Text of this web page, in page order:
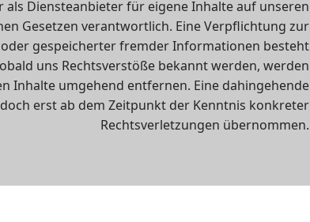
als Diensteanbieter für eigene Inhalte auf unseren
Gesetzen verantwortlich. Eine Verpflichtung zur
gespeicherter fremder Informationen besteht
uns Rechtsverstöße bekannt werden, werden
Inhalte umgehend entfernen. Eine dahingehende
erst ab dem Zeitpunkt der Kenntnis konkreter
Rechtsverletzungen übernommen.